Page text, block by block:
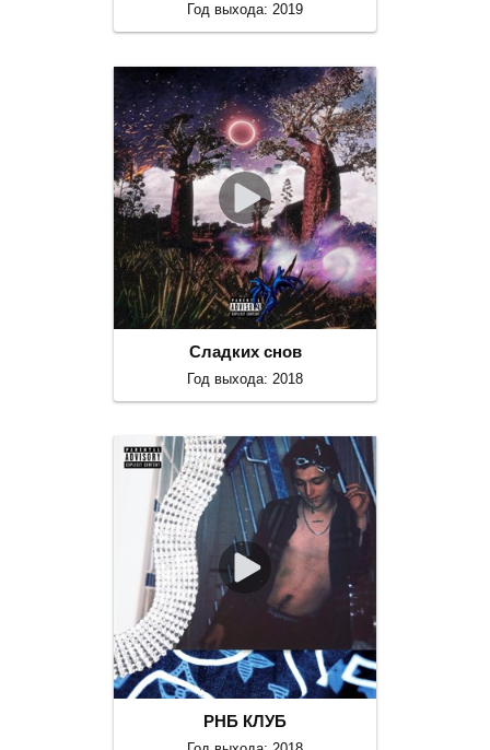
Год выхода: 2019
Сладких снов
Год выхода: 2018
РНБ КЛУБ